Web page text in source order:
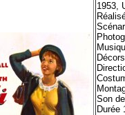
1953,
Son
Durée